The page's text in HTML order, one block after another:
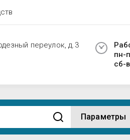
переулок, д.3
пн-
сб-
Параметры